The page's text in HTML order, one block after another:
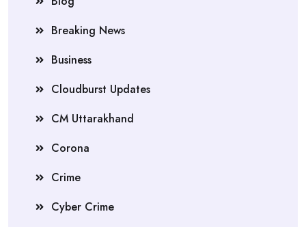
Breaking News
Business
Cloudburst Updates
CM Uttarakhand
Corona
Crime
Cyber Crime